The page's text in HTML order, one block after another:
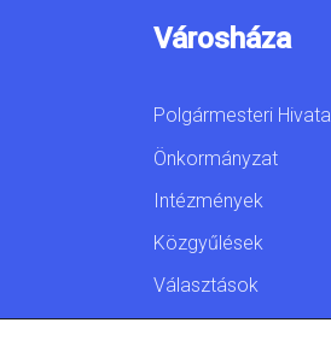
Városháza
Polgármesteri Hivatal
Önkormányzat
Intézmények
Közgyűlések
Választások